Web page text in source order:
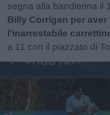
segna alla bandierina il
Billy Corrigan per
l'inarrestabile
a 11 con il piazzato di